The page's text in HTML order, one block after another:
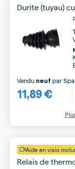
Durite (tuyau)
11,89 €
Vendu neuf par
Aide en visio
Relais de